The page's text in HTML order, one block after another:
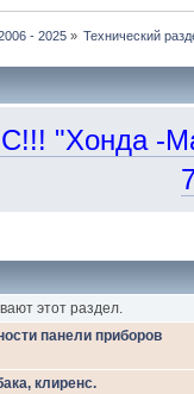
- 2025» Технический
"Хонда -
этот раздел.
панели приборов
клиренс.